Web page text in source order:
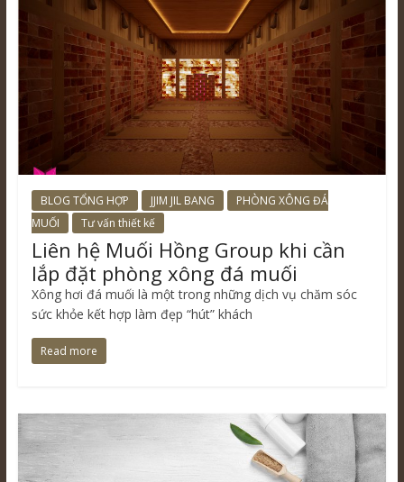
BLOG TỔNG HỢP JJIM JIL BANG
PHÒNG XÔNG ĐÁ
MUỐI
Tư vấn thiết kế
Liên hệ Muối Hồng Group khi cần
lắp đặt phòng xông đá muối
Xông hơi đá muối là một trong những dịch vụ chăm sóc
sức khỏe kết hợp làm đẹp “hút” khách
Read more